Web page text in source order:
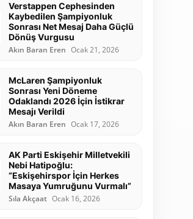
Verstappen Cephesinden
Kaybedilen Şampiyonluk
Sonrası Net Mesaj Daha Güçlü
Dönüş Vurgusu
Akın Baran Eren Ocak 21, 2026
McLaren Şampiyonluk
Sonrası Yeni Döneme
Odaklandı 2026 İçin İstikrar
Mesajı Verildi
Akın Baran Eren Ocak 17, 2026
AK Parti Eskişehir Milletvekili
Nebi Hatipoğlu:
“Eskişehirspor İçin Herkes
Masaya Yumruğunu Vurmalı”
Sıla Akçaat Ocak 16, 2026